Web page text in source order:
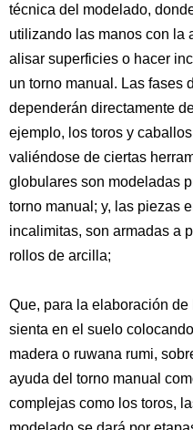
técnica del modelado,
utilizando las manos con la
alisar superficies o hacer
un torno manual. Las fases
dependerán directamente
ejemplo, los toros y
valiéndose de ciertas
globulares son modeladas
torno manual; y, las piezas
incalimitas, son armadas a
rollos de arcilla;
Que, para la elaboración
sienta en el suelo
madera o ruwana rumi,
ayuda del torno manual
complejas como los toros,